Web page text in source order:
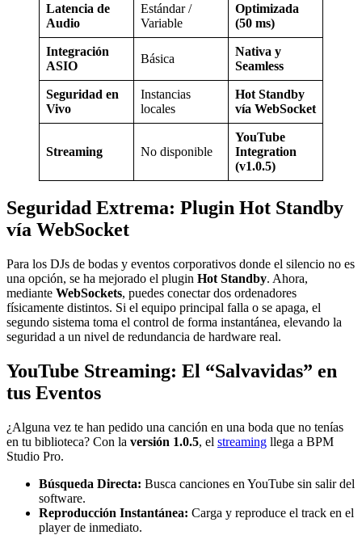
Latencia de
Audio
Estándar /
Variable
Optimizada
(50 ms)
Integración
ASIO
Básica
Nativa y
Seamless
Seguridad en
Vivo
Instancias
locales
Hot Standby
vía WebSocket
Streaming No disponible
YouTube
Integration
(v1.0.5)
Seguridad Extrema: Plugin Hot Standby
vía WebSocket
Para los DJs de bodas y eventos corporativos donde el silencio no es
una opción, se ha mejorado el plugin Hot Standby. Ahora,
mediante WebSockets, puedes conectar dos ordenadores
físicamente distintos. Si el equipo principal falla o se apaga, el
segundo sistema toma el control de forma instantánea, elevando la
seguridad a un nivel de redundancia de hardware real.
YouTube Streaming: El “Salvavidas” en
tus Eventos
¿Alguna vez te han pedido una canción en una boda que no tenías
en tu biblioteca? Con la versión 1.0.5, el streaming llega a BPM
Studio Pro.
Búsqueda Directa: Busca canciones en YouTube sin salir del
software.
Reproducción Instantánea: Carga y reproduce el track en el
player de inmediato.